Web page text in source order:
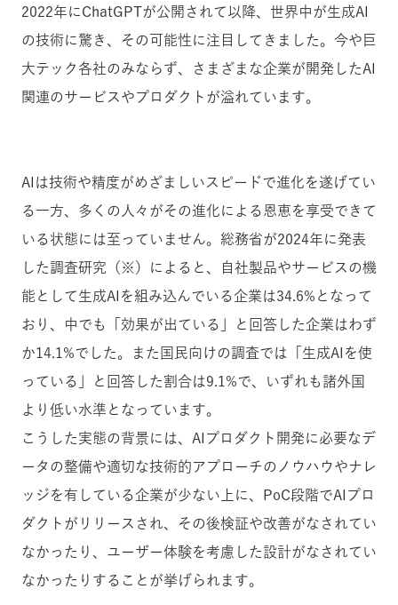
2022年にChatGPTが公開されて以降、世界中が生成AI
の技術に驚き、その可能性に注目してきました。今や巨
大テック各社のみならず、さまざまな企業が開発したAI
関連のサービスやプロダクトが溢れています。
AIは技術や精度がめざましいスピードで進化を遂げてい
る一方、多くの人々がその進化による恩恵を享受できて
いる状態には至っていません。総務省が2024年に発表
した調査研究（※）によると、自社製品やサービスの機
能として生成AIを組み込んでいる企業は34.6%となって
おり、中でも「効果が出ている」と回答した企業はわず
か14.1%でした。また国民向けの調査では「生成AIを使
っている」と回答した割合は9.1%で、いずれも諸外国
より低い水準となっています。
こうした実態の背景には、AIプロダクト開発に必要なデ
ータの整備や適切な技術的アプローチのノウハウやナレ
ッジを有している企業が少ない上に、PoC段階でAIプロ
ダクトがリリースされ、その後検証や改善がなされてい
なかったり、ユーザー体験を考慮した設計がなされてい
なかったりすることが挙げられます。